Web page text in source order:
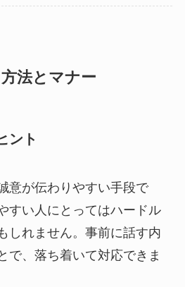
法とマナー
ント
意が伝わりやすい手段で
すい人にとってはハードル
しれません。事前に話す内
で、落ち着いて対応できま